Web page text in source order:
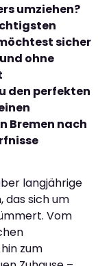
umziehen?
sicher
ohne
den perfekten
Bremen nach
langjährige
das sich um
Vom
zum